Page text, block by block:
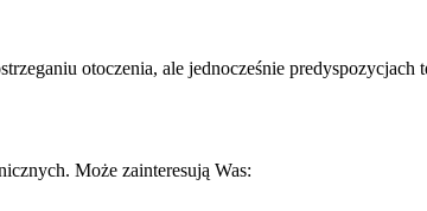
otoczenia, ale jednocześnie
Może zainteresują Was: